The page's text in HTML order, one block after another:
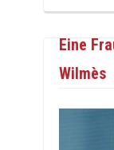
Eine
Wilmès